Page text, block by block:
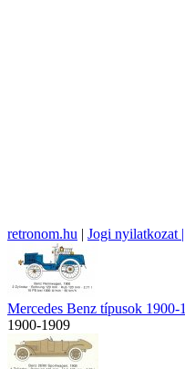
retronom.hu | Jogi nyilatkozat |
Mercedes Benz típusok 1900-
1900-1909